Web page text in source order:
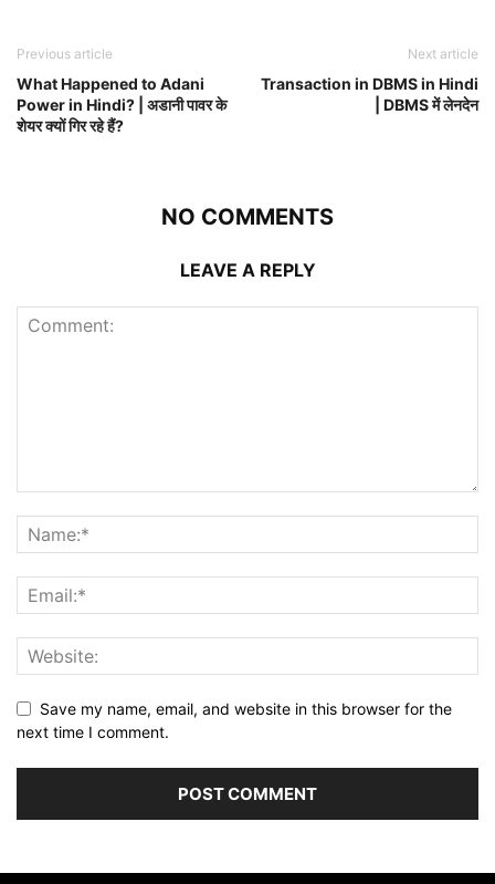
Previous article
What Happened to Adani
Power in Hindi? | अडानी पावर के
शेयर क्यों गिर रहे हैं?
Next article
Transaction in DBMS in Hindi
| DBMS में लेनदेन
NO COMMENTS
LEAVE A REPLY
Save my name, email, and website in this browser for the
next time I comment.